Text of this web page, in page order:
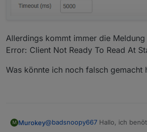
Allerdings kommt immer die Meldung
Error: Client Not Ready To Read At
Was könnte ich noch falsch gemacht
M Murokey@badsnoopy667 Hallo, ich